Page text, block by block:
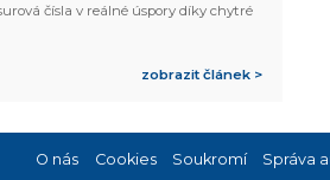
čísla v reálné úspory díky chytré
zobrazit článek >
O nás Cookies Soukromí Správa